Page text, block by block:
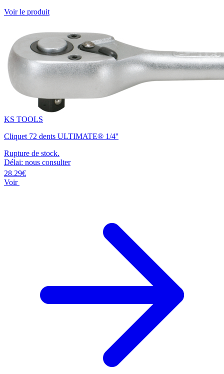
Voir le produit
KS TOOLS
Cliquet 72 dents ULTIMATE® 1/4''
Rupture de stock.
Délai: nous consulter
28.29€
Voir